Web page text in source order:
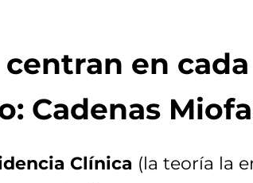
en
Cadenas
Clínica (la teoría la